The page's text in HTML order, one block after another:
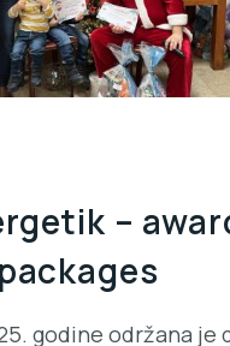
–
godine održana je